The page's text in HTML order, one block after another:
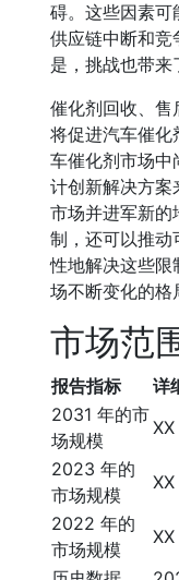
碍。这些因素可
供应链中断和竞
是，挑战也带来
催化剂回收、售
将促进汽车催化
车催化剂市场中
计创新解决方案
市场并进军新的
制，还可以推动
性地解决这些限
场不断变化的格
市场范
报告指标
详
2031 年的市
场规模
2023 年的
市场规模
2022 年的
市场规模